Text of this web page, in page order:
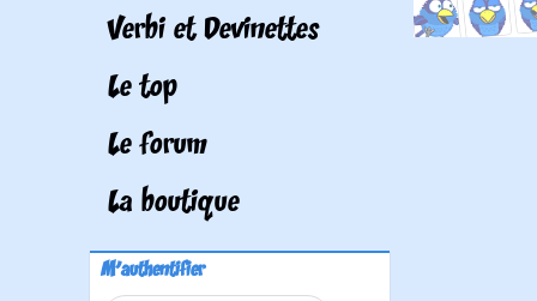
Verbi et Devinettes
Le top
Le forum
La boutique
M'authentifier